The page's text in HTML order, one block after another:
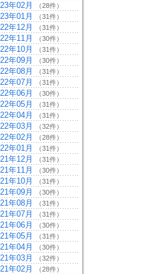
年02月 （28件）
年01月 （31件）
年12月 （31件）
年11月 （30件）
年10月 （31件）
年09月 （30件）
年08月 （31件）
年07月 （31件）
年06月 （30件）
年05月 （31件）
年04月 （31件）
年03月 （32件）
年02月 （28件）
年01月 （31件）
年12月 （31件）
年11月 （30件）
年10月 （31件）
年09月 （30件）
年08月 （31件）
年07月 （31件）
年06月 （30件）
年05月 （31件）
年04月 （30件）
年03月 （32件）
年02月 （28件）